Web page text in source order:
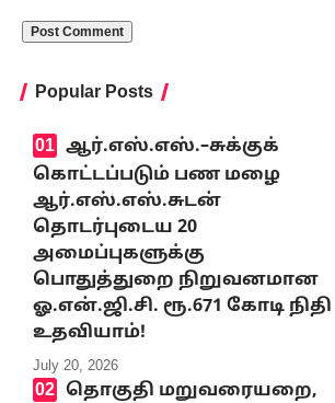
Popular Posts
ஆர்.எஸ்.எஸ்.–சுக்குக்
கொட்டப்படும் பண மழை
ஆர்.எஸ்.எஸ்.சுடன்
தொடர்புடைய 20
அமைப்புகளுக்கு
பொதுத்துறை நிறுவனமான
ஓ.என்.ஜி.சி. ரூ.671 கோடி நிதி
உதவியாம்!
July 20, 2026
தொகுதி மறுவரையறை,